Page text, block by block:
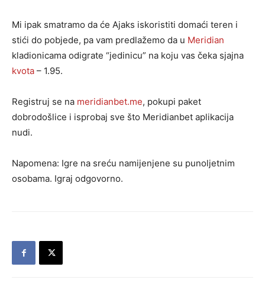
Mi ipak smatramo da će Ajaks iskoristiti domaći teren i
stići do pobjede, pa vam predlažemo da u Meridian
kladionicama odigrate “jedinicu” na koju vas čeka sjajna
kvota – 1.95.
Registruj se na meridianbet.me, pokupi paket
dobrodošlice i isprobaj sve što Meridianbet aplikacija
nudi.
Napomena: Igre na sreću namijenjene su punoljetnim
osobama. Igraj odgovorno.